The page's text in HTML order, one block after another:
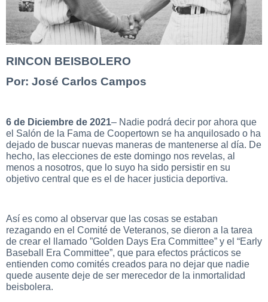
RINCON BEISBOLERO
Por: José Carlos Campos
6 de Diciembre de 2021– Nadie podrá decir por ahora que
el Salón de la Fama de Coopertown se ha anquilosado o ha
dejado de buscar nuevas maneras de mantenerse al día. De
hecho, las elecciones de este domingo nos revelas, al
menos a nosotros, que lo suyo ha sido persistir en su
objetivo central que es el de hacer justicia deportiva.
Así es como al observar que las cosas se estaban
rezagando en el Comité de Veteranos, se dieron a la tarea
de crear el llamado ”Golden Days Era Committee” y el “Early
Baseball Era Committee”, que para efectos prácticos se
entienden como comités creados para no dejar que nadie
quede ausente deje de ser merecedor de la inmortalidad
beisbolera.